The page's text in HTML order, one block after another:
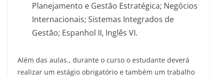
Planejamento e Gestão Estratégica; Negócios
Internacionais; Sistemas Integrados de
Gestão; Espanhol II, Inglês VI.
Além das aulas., durante o curso o estudante deverá
realizar um estágio obrigatório e também um trabalho